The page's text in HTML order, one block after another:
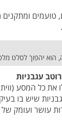
הוא יהפוך לסלט
עגבניות
את כל המסע
שיש בו
עושר ועומק של